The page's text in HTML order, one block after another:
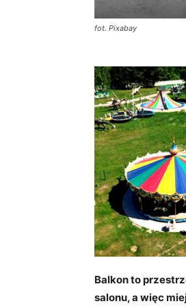
fot. Pixabay
Balkon to
salonu, a więc